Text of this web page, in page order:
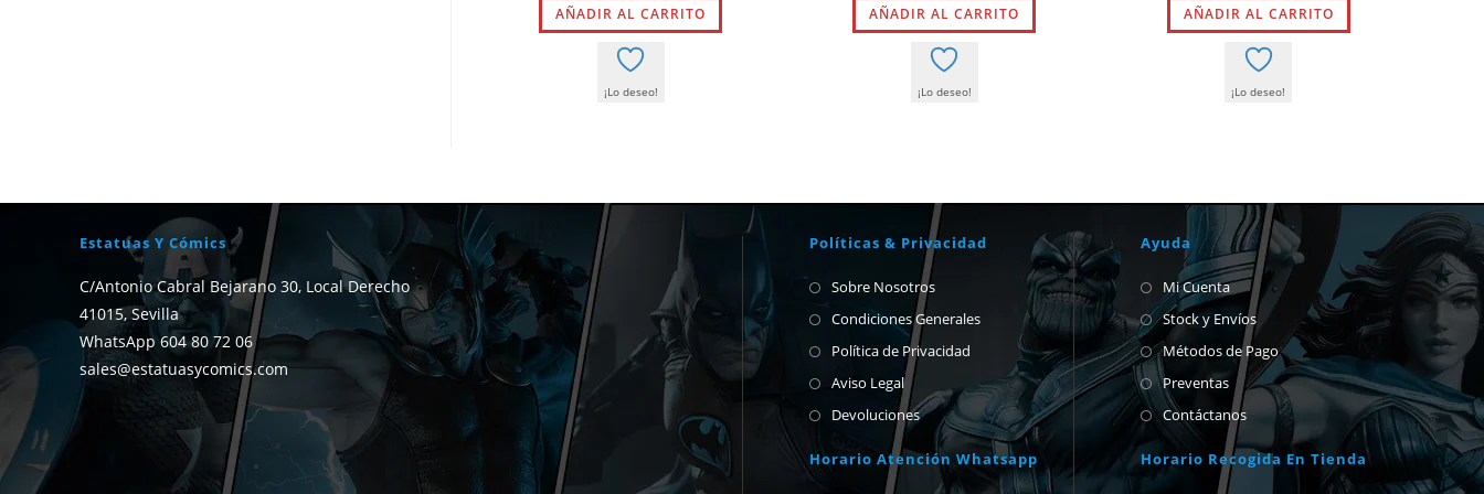
era:
8,50 €.
es:
8,08 €.
AÑADIR AL CARRITO
¡Lo deseo!
era:
9,00 €.
es:
8,55 €.
AÑADIR AL CARRITO
¡Lo deseo!
era:
9,00 €.
es:
8,55 €.
AÑADIR AL CARRITO
¡Lo deseo!
Estatuas Y Cómics
C/Antonio Cabral Bejarano 30, Local Derecho
41015, Sevilla
WhatsApp 604 80 72 06
sales@estatuasycomics.com
Políticas & Privacidad
Sobre Nosotros
Condiciones Generales
Política de Privacidad
Aviso Legal
Devoluciones
Horario Atención Whatsapp
Ayuda
Mi Cuenta
Stock y Envíos
Métodos de Pago
Preventas
Contáctanos
Horario Recogida En Tienda